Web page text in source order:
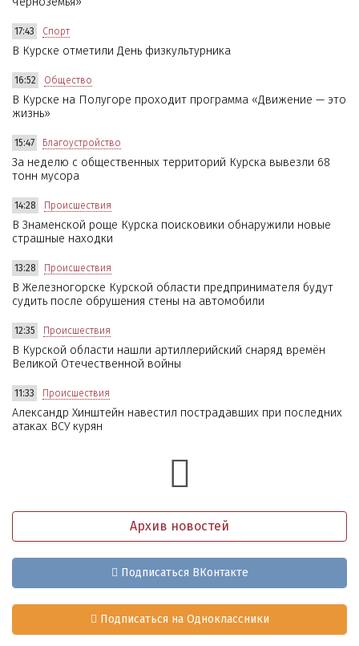
17:43 Спорт
В Курске отметили День физкультурника
16:52 Общество
В Курске на Полугоре проходит программа «Движение — это
жизнь»
15:47 Благоустройство
За неделю с общественных территорий Курска вывезли 68
тонн мусора
14:28 Происшествия
В Знаменской роще Курска поисковики обнаружили новые
страшные находки
13:28 Происшествия
В Железногорске Курской области предпринимателя будут
судить после обрушения стены на автомобили
12:35 Происшествия
В Курской области нашли артиллерийский снаряд времён
Великой Отечественной войны
11:33 Происшествия
Александр Хинштейн навестил пострадавших при последних
атаках ВСУ курян
Архив новостей
Подписаться ВКонтакте
Подписаться на Одноклассники